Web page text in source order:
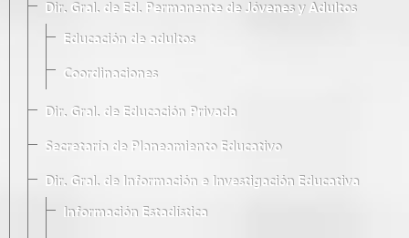
Dir. Gral. de Ed. Permanente de Jóvenes y Adultos
Educación de adultos
Coordinaciones
Dir. Gral. de Educación Privada
Secretaría de Planeamiento Educativo
Dir. Gral. de Información e Investigación Educativa
Información Estadística